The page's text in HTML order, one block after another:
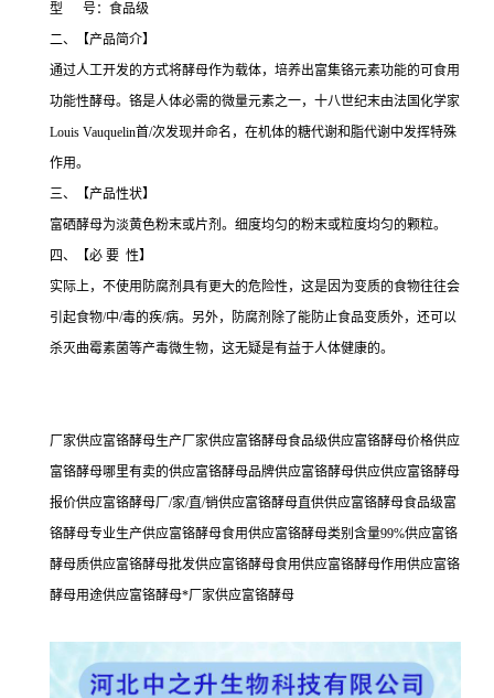
型 号：食品级
二、【产品简介】
通过人工开发的方式将酵母作为载体，培养出富集铬元素功能的可食用
功能性酵母。铬是人体必需的微量元素之一，十八世纪末由法国化学家
Louis Vauquelin首/次发现并命名，在机体的糖代谢和脂代谢中发挥特殊
作用。
三、【产品性状】
富硒酵母为淡黄色粉末或片剂。细度均匀的粉末或粒度均匀的颗粒。
四、【必 要 性】
实际上，不使用防腐剂具有更大的危险性，这是因为变质的食物往往会
引起食物/中/毒的疾/病。另外，防腐剂除了能防止食品变质外，还可以
杀灭曲霉素菌等产毒微生物，这无疑是有益于人体健康的。
厂家供应富铬酵母生产厂家供应富铬酵母食品级供应富铬酵母价格供应
富铬酵母哪里有卖的供应富铬酵母品牌供应富铬酵母供应供应富铬酵母
报价供应富铬酵母厂/家/直/销供应富铬酵母直供供应富铬酵母食品级富
铬酵母专业生产供应富铬酵母食用供应富铬酵母类别含量99%供应富铬
酵母质供应富铬酵母批发供应富铬酵母食用供应富铬酵母作用供应富铬
酵母用途供应富铬酵母*厂家供应富铬酵母